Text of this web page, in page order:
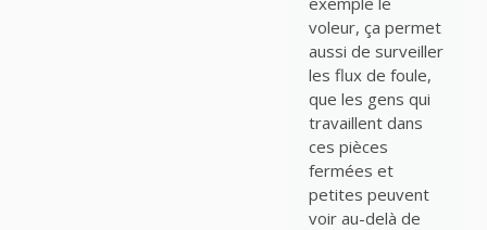
voleur, ça permet
aussi de surveiller
les flux de foule,
que les gens qui
travaillent dans
ces pièces
fermées et
petites peuvent
voir au-delà de